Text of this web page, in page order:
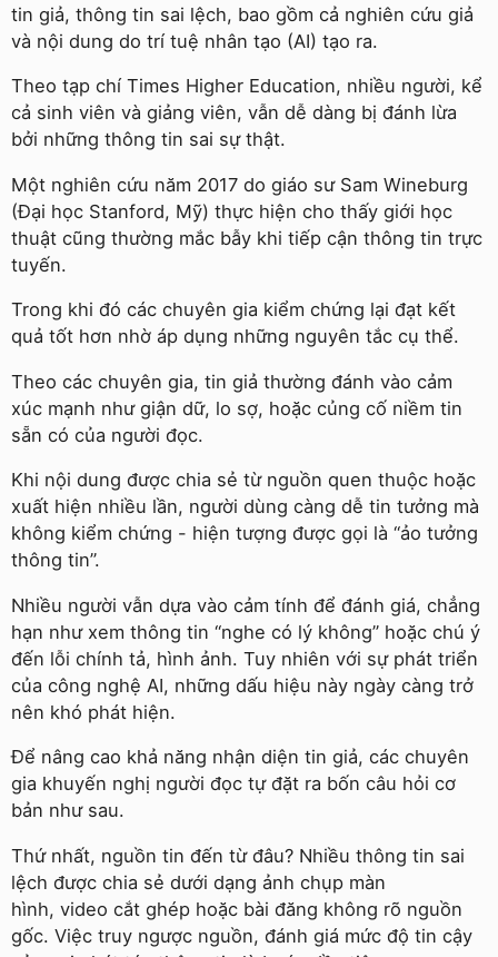
tin giả, thông tin sai lệch, bao gồm cả nghiên cứu giả
và nội dung do trí tuệ nhân tạo (AI) tạo ra.
Theo tạp chí Times Higher Education, nhiều người, kể
cả sinh viên và giảng viên, vẫn dễ dàng bị đánh lừa
bởi những thông tin sai sự thật.
Một nghiên cứu năm 2017 do giáo sư Sam Wineburg
(Đại học Stanford, Mỹ) thực hiện cho thấy giới học
thuật cũng thường mắc bẫy khi tiếp cận thông tin trực
tuyến.
Trong khi đó các chuyên gia kiểm chứng lại đạt kết
quả tốt hơn nhờ áp dụng những nguyên tắc cụ thể.
Theo các chuyên gia, tin giả thường đánh vào cảm
xúc mạnh như giận dữ, lo sợ, hoặc củng cố niềm tin
sẵn có của người đọc.
Khi nội dung được chia sẻ từ nguồn quen thuộc hoặc
xuất hiện nhiều lần, người dùng càng dễ tin tưởng mà
không kiểm chứng - hiện tượng được gọi là “ảo tưởng
thông tin”.
Nhiều người vẫn dựa vào cảm tính để đánh giá, chẳng
hạn như xem thông tin “nghe có lý không” hoặc chú ý
đến lỗi chính tả, hình ảnh. Tuy nhiên với sự phát triển
của công nghệ AI, những dấu hiệu này ngày càng trở
nên khó phát hiện.
Để nâng cao khả năng nhận diện tin giả, các chuyên
gia khuyến nghị người đọc tự đặt ra bốn câu hỏi cơ
bản như sau.
Thứ nhất, nguồn tin đến từ đâu? Nhiều thông tin sai
lệch được chia sẻ dưới dạng ảnh chụp màn
hình, video cắt ghép hoặc bài đăng không rõ nguồn
gốc. Việc truy ngược nguồn, đánh giá mức độ tin cậy